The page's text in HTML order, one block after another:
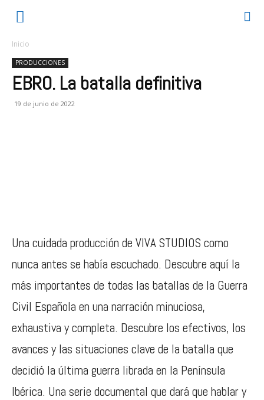
Inicio
PRODUCCIONES
EBRO. La batalla definitiva
19 de junio de 2022
Una cuidada producción de VIVA STUDIOS como
nunca antes se había escuchado. Descubre aquí la
más importantes de todas las batallas de la Guerra
Civil Española en una narración minuciosa,
exhaustiva y completa. Descubre los efectivos, los
avances y las situaciones clave de la batalla que
decidió la última guerra librada en la Península
Ibérica. Una serie documental que dará que hablar y